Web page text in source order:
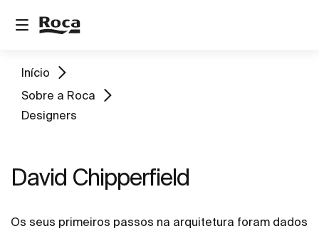
Início
Sobre a Roca
Designers
David Chipperfield
Os seus primeiros passos na arquitetura foram dados